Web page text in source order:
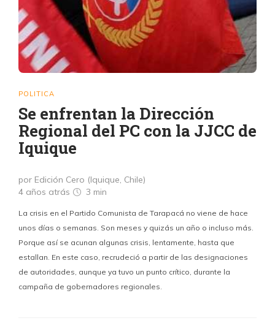
POLITICA
Se enfrentan la Dirección
Regional del PC con la JJCC de
Iquique
por Edición Cero (Iquique, Chile)
4 años atrás
3 min
La crisis en el Partido Comunista de Tarapacá no viene de hace
unos días o semanas. Son meses y quizás un año o incluso más.
Porque así se acunan algunas crisis, lentamente, hasta que
estallan. En este caso, recrudeció a partir de las designaciones
de autoridades, aunque ya tuvo un punto crítico, durante la
campaña de gobernadores regionales.